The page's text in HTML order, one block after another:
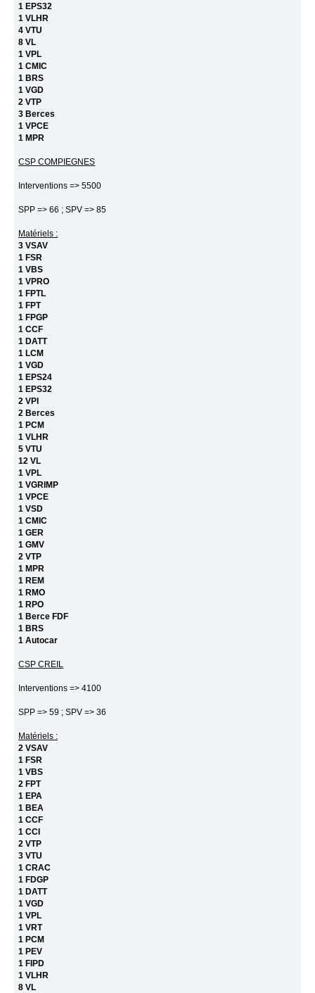
1 EPS32
1 VLHR
4 VTU
8 VL
1 VPL
1 CMIC
1 BRS
1 VGD
2 VTP
3 Berces
1 VPCE
1 MPR
CSP COMPIEGNES
Interventions => 5500
SPP => 66 ; SPV => 85
Matériels :
3 VSAV
1 FSR
1 VBS
1 VPRO
1 FPTL
1 FPT
1 FPGP
1 CCF
1 DATT
1 LCM
1 VGD
1 EPS24
1 EPS32
2 VPI
2 Berces
1 PCM
1 VLHR
5 VTU
12 VL
1 VPL
1 VGRIMP
1 VPCE
1 VSD
1 CMIC
1 GER
1 GMV
2 VTP
1 MPR
1 REM
1 RMO
1 RPO
1 Berce FDF
1 BRS
1 Autocar
CSP CREIL
Interventions => 4100
SPP => 59 ; SPV => 36
Matériels :
2 VSAV
1 FSR
1 VBS
2 FPT
1 EPA
1 BEA
1 CCF
1 CCI
2 VTP
3 VTU
1 CRAC
1 FDGP
1 DATT
1 VGD
1 VPL
1 VRT
1 PCM
1 PEV
1 FIPD
1 VLHR
8 VL